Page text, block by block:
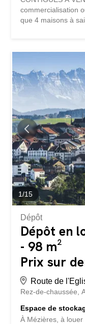
commercialisation
que 4 maisons à
d'un cadre de vie
directe de toutes
privilégiera la
sur 4 étages d'une
disposera d'un
ainsi que de
toiture. Ces futures
vous apporteront
modèle de
possibilités
la chambre du
1/15
Dépôt
Dépôt en
- 98 m²
Prix sur
Route de
Rez-de-chaussée
Espace de
À Mézières, à